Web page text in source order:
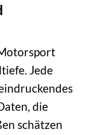
Jede
die
schätzen